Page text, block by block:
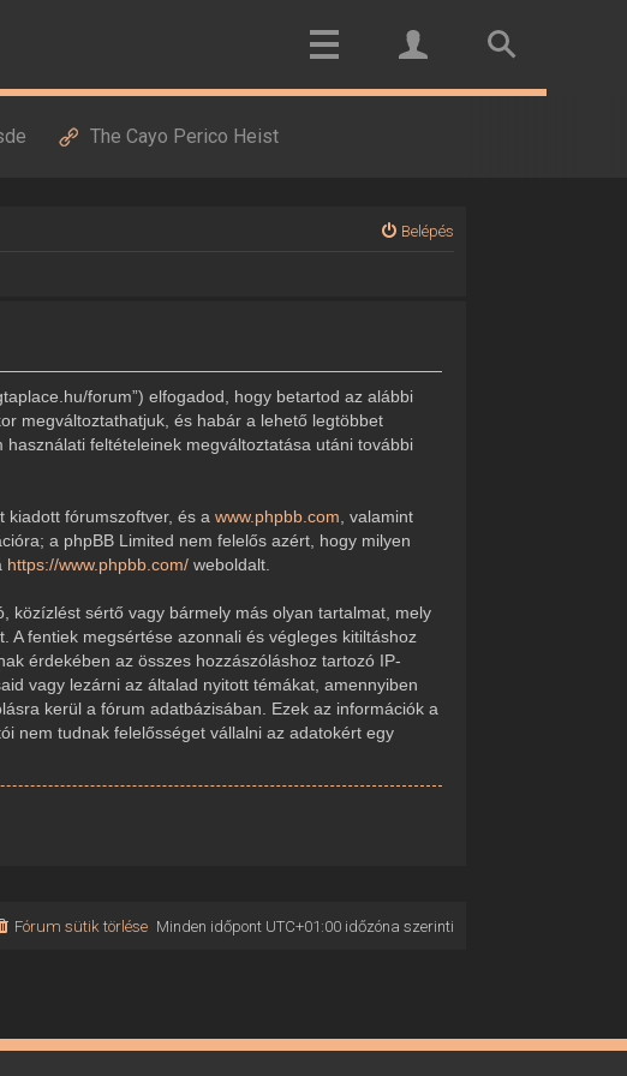
The Cayo Perico Heist
Belépés
forum”) elfogadod, hogy betartod az alábbi
megváltoztathatjuk, és habár a lehető legtöbbet
feltételeinek megváltoztatása utáni további
kiadott fórumszoftver, és awww.phpbb.com , valamint
a phpBB Limited nem felelős azért, hogy milyen
https://www.phpbb.com/ weboldalt.
közízlést sértő vagy bármely más olyan tartalmat, mely
fentiek megsértése azonnali és végleges kitiltáshoz
érdekében az összes hozzászóláshoz tartozó IP-
vagy lezárni az általad nyitott témákat, amennyiben
kerül a fórum adatbázisában. Ezek az információk a
nem tudnak felelősséget vállalni az adatokért egy
Minden időpont UTC+01:00időzóna szerinti
Fórum sütik törlése